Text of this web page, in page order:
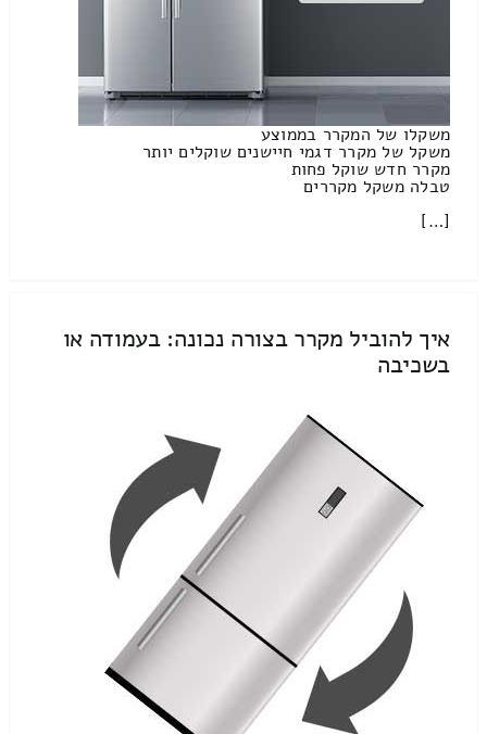
משקלו של המקרר בממוצע
משקל של מקרר דגמי חיישנים שוקלים יותר
מקרר חדש שוקל פחות
טבלה משקל מקררים
[…]
איך להוביל מקרר בצורה נכונה: בעמודה או
בשכיבה